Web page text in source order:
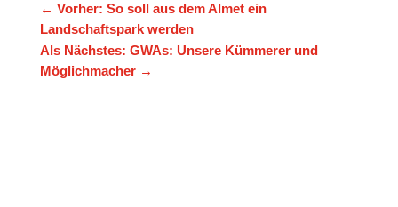
← Vorher: So soll aus dem Almet ein
Landschaftspark werden
Als Nächstes: GWAs: Unsere Kümmerer und
Möglichmacher→